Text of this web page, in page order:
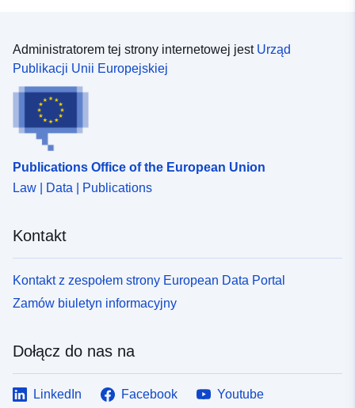
Administratorem tej strony internetowej jest Urząd
Publikacji Unii Europejskiej
Publications Office of the European Union
Law | Data | Publications
Kontakt
Kontakt z zespołem strony European Data Portal
Zamów biuletyn informacyjny
Dołącz do nas na
LinkedIn Facebook
Youtube